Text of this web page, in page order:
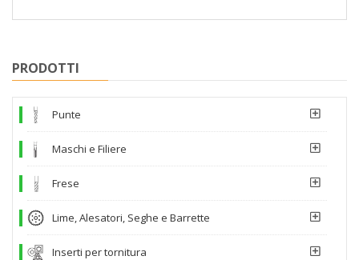
PRODOTTI
Punte
Maschi e Filiere
Frese
Lime, Alesatori, Seghe e Barrette
Inserti per tornitura